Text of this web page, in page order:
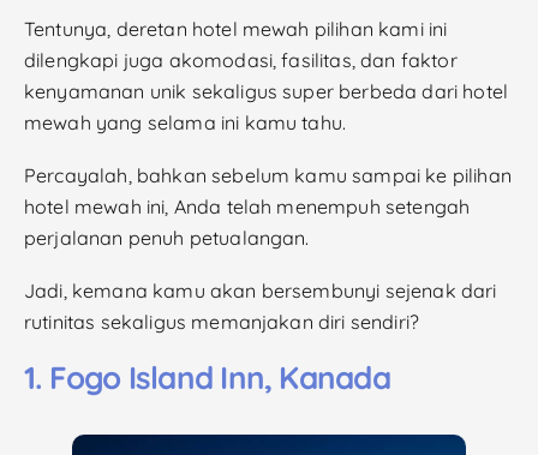
Tentunya, deretan hotel mewah pilihan kami ini
dilengkapi juga akomodasi, fasilitas, dan faktor
kenyamanan unik sekaligus super berbeda dari hotel
mewah yang selama ini kamu tahu.
Percayalah, bahkan sebelum kamu sampai ke pilihan
hotel mewah ini, Anda telah menempuh setengah
perjalanan penuh petualangan.
Jadi, kemana kamu akan bersembunyi sejenak dari
rutinitas sekaligus memanjakan diri sendiri?
1. Fogo Island Inn, Kanada